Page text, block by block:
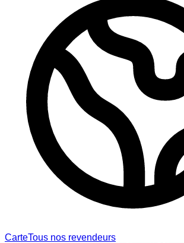
CarteTous nos revendeurs